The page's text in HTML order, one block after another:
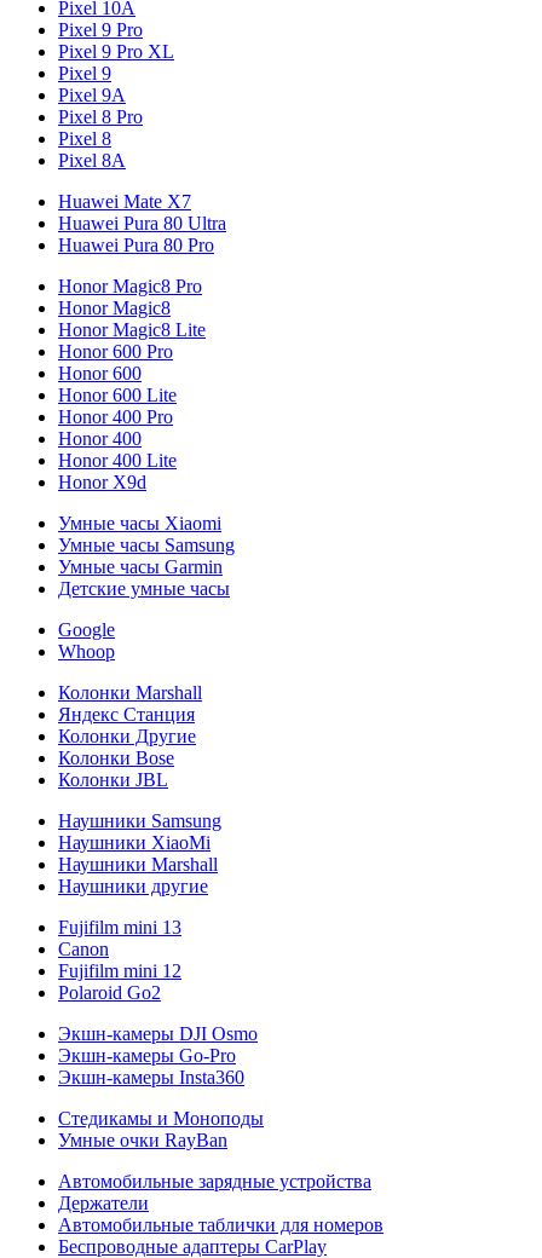
Pixel 10A
Pixel 9 Pro
Pixel 9 Pro XL
Pixel 9
Pixel 9A
Pixel 8 Pro
Pixel 8
Pixel 8A
Huawei Mate X7
Huawei Pura 80 Ultra
Huawei Pura 80 Pro
Honor Magic8 Pro
Honor Magic8
Honor Magic8 Lite
Honor 600 Pro
Honor 600
Honor 600 Lite
Honor 400 Pro
Honor 400
Honor 400 Lite
Honor X9d
Умные часы Xiaomi
Умные часы Samsung
Умные часы Garmin
Детские умные часы
Google
Whoop
Колонки Marshall
Яндекс Станция
Колонки Другие
Колонки Bose
Колонки JBL
Наушники Samsung
Наушники XiaoMi
Наушники Marshall
Наушники другие
Fujifilm mini 13
Canon
Fujifilm mini 12
Polaroid Go2
Экшн-камеры DJI Osmo
Экшн-камеры Go-Pro
Экшн-камеры Insta360
Стедикамы и Моноподы
Умные очки RayBan
Автомобильные зарядные устройства
Держатели
Автомобильные таблички для номеров
Беспроводные адаптеры CarPlay